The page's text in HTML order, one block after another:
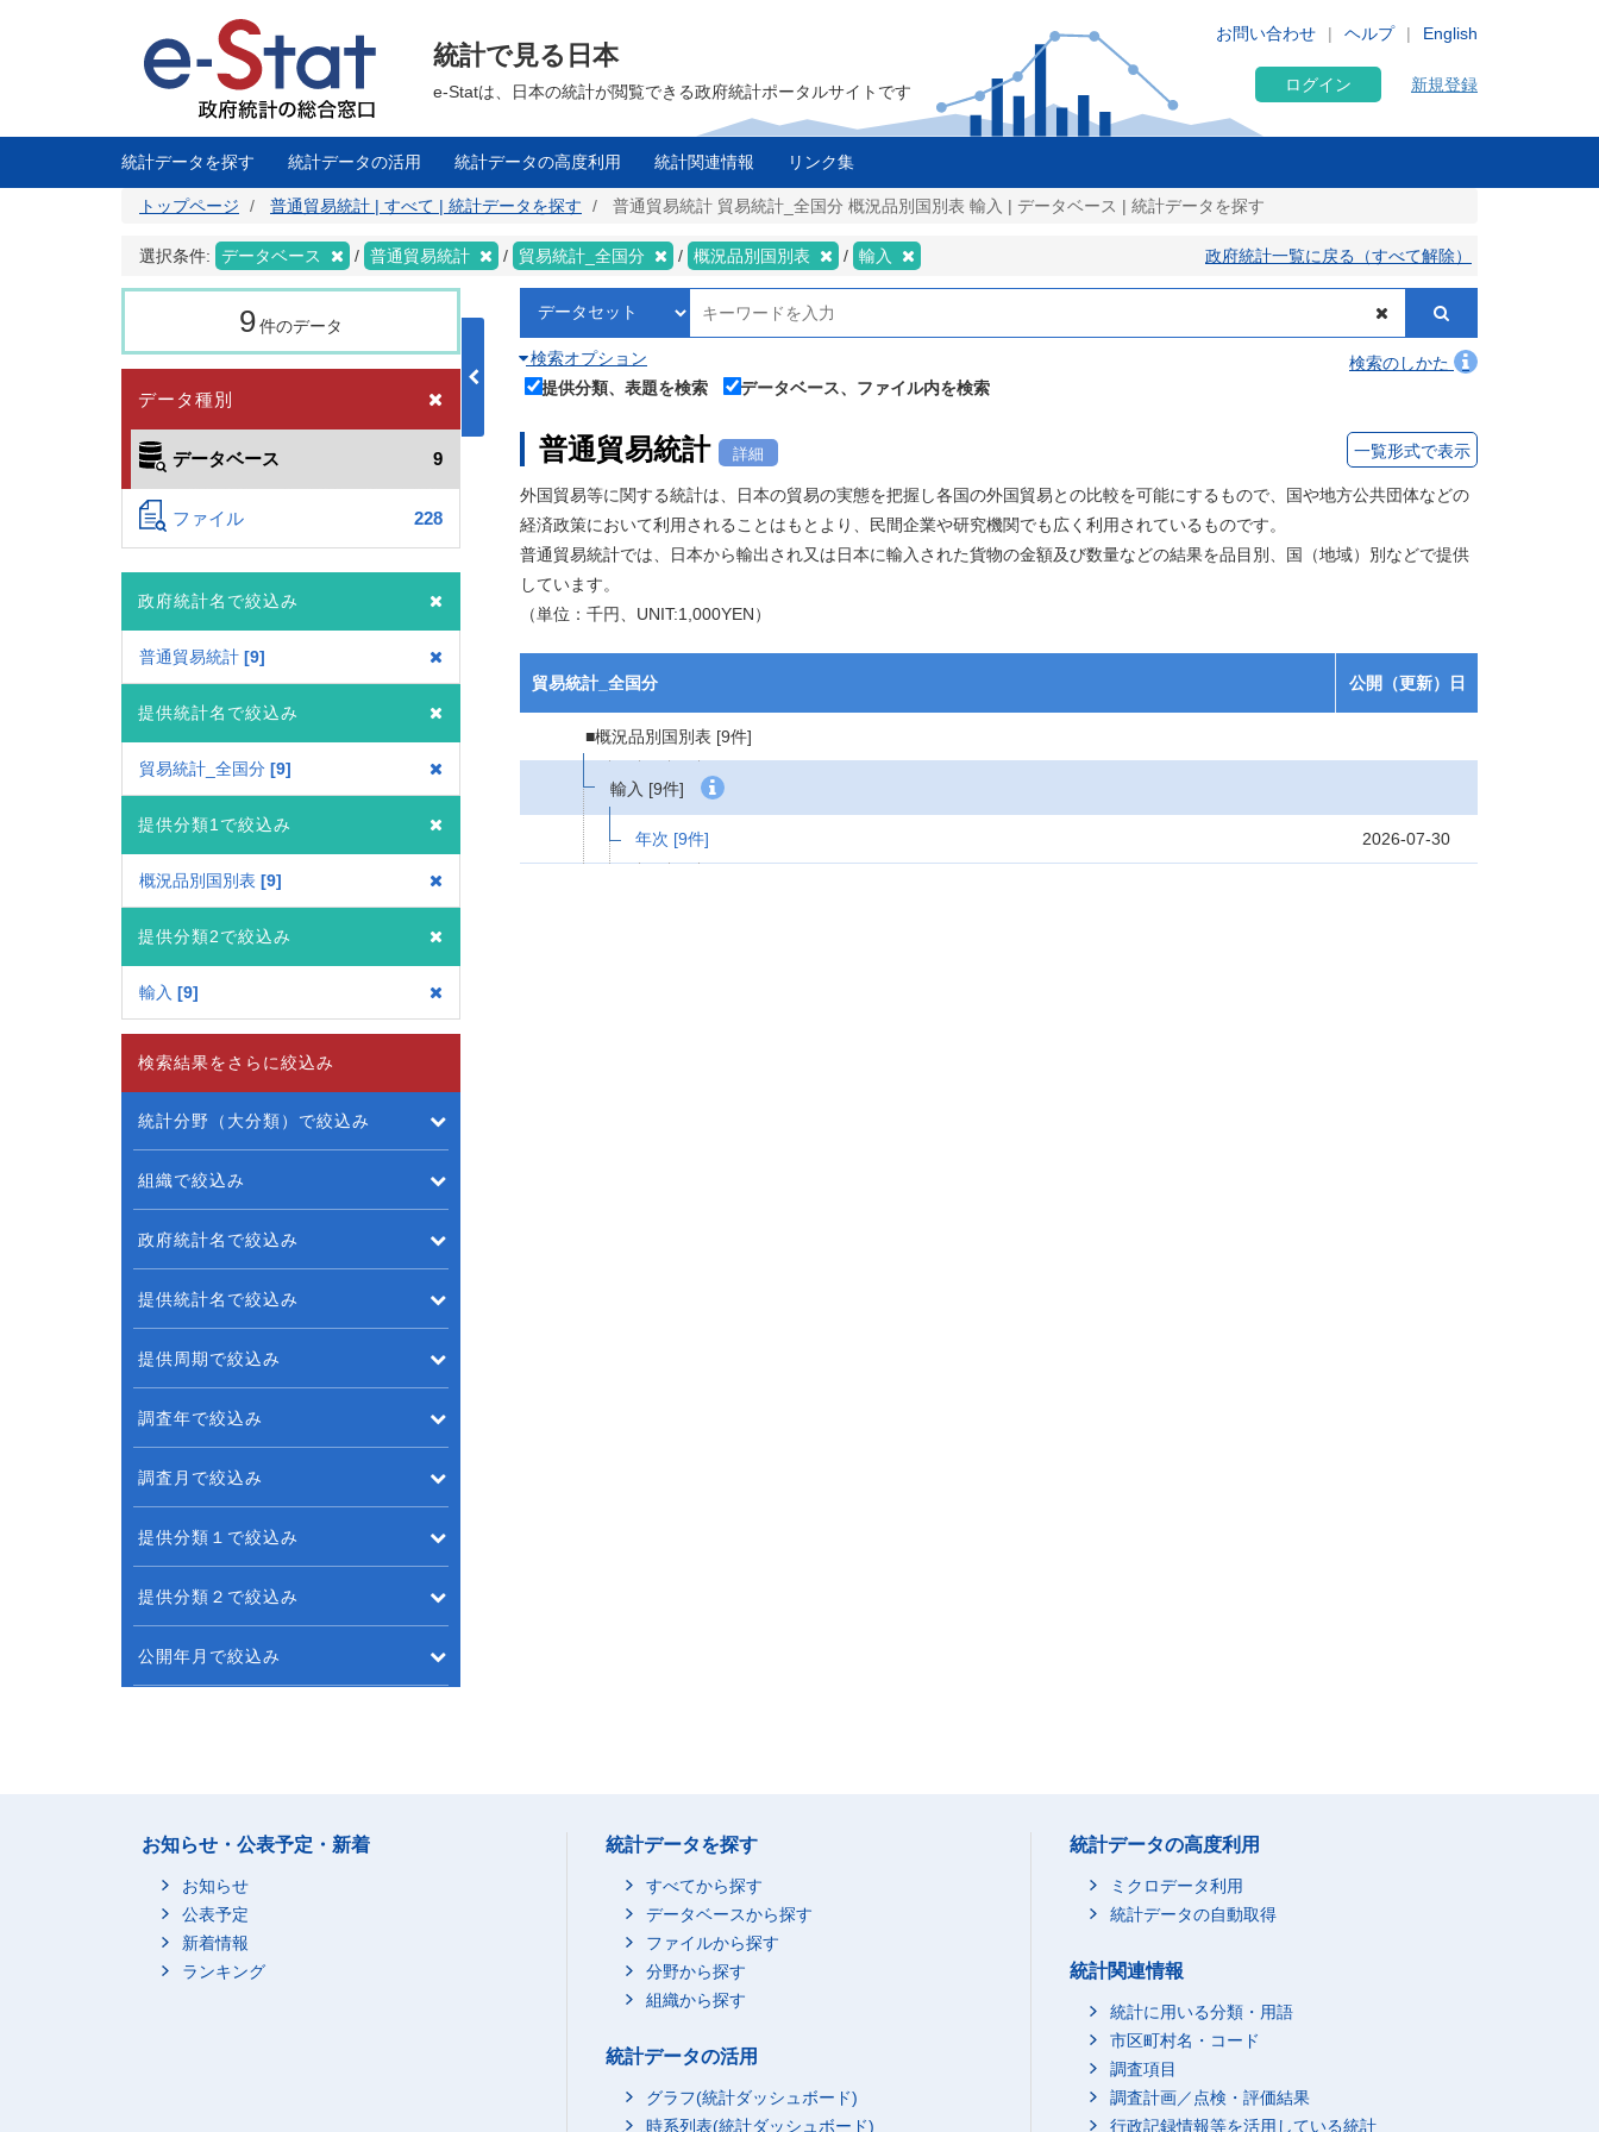
に
English
お問い合わせ ヘルプ
統計で見る日本
e-Statは、日本の統計が閲覧できる政府統計ポータルサイトです ログイン 新規登録
統計データを探す 統計データの活用 統計データの高度利用 統計関連情報 リンク集
トップページ 普通貿易統計 | すべて | 統計データを探す 普通貿易統計 貿易統計_全国分 概況品別国別表 輸入 | データベース | 統計データを探す
選択条件: データベース 普通貿易統計 貿易統計_全国分 概況品別国別表 輸入 政府統計一覧に戻る（すべて解除）
9件のデータ
データ種別
データベース 9
ファイル 228
政府統計名で絞込み
普通貿易統計 9
提供統計名で絞込み
貿易統計_全国分 9
提供分類1で絞込み
概況品別国別表 9
提供分類2で絞込み
輸入 9
検索オプション
検索のしかた
提供分類、表題を検索
データベース、ファイル内を検索
普通貿易統計 詳細 一覧形式で表示
外国貿易等に関する統計は、日本の貿易の実態を把握し各国の外国貿易との比較を可能にするもので、国や地方公共団体などの
経済政策において利用されることはもとより、民間企業や研究機関でも広く利用されているものです。
普通貿易統計では、日本から輸出され又は日本に輸入された貨物の金額及び数量などの結果を品目別、国（地域）別などで提供
しています。
（単位：千円、UNIT:1,000YEN）
貿易統計_全国分 公開（更新）日
■概況品別国別表 [9件]
輸入 [9件]
年次 [9件] 2026-07-30
検索結果をさらに絞込み
統計分野（大分類）で絞込み
組織で絞込み
政府統計名で絞込み
提供統計名で絞込み
提供周期で絞込み
調査年で絞込み
調査月で絞込み
提供分類１で絞込み
提供分類２で絞込み
公開年月で絞込み
お知らせ・公表予定・新着
お知らせ
公表予定
新着情報
ランキング
統計データを探す
すべてから探す
データベースから探す
ファイルから探す
分野から探す
組織から探す
統計データの活用
グラフ(統計ダッシュボード)
時系列表(統計ダッシュボード)
統計データの高度利用
ミクロデータ利用
統計データの自動取得
統計関連情報
統計に用いる分類・用語
市区町村名・コード
調査項目
調査計画／点検・評価結果
行政記録情報等を活用している統計